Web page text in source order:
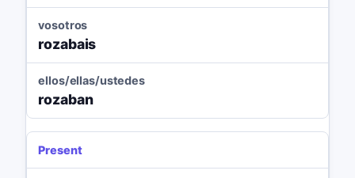
vosotros
rozabais
ellos/ellas/ustedes
rozaban
Present